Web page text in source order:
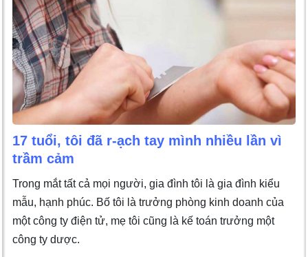
17 tuổi, tôi đã r-ạch tay mình nhiều lần vì
trầm cảm
Trong mắt tất cả mọi người, gia đình tôi là gia đình kiểu
mẫu, hạnh phúc. Bố tôi là trưởng phòng kinh doanh của
một công ty điện tử, mẹ tôi cũng là kế toán trưởng một
công ty dược.